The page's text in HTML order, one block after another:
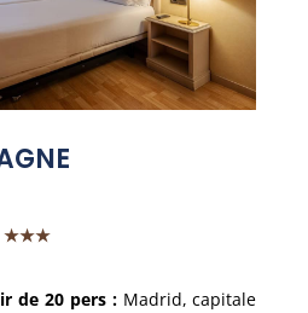
★★★
de 20 pers : Madrid, capitale